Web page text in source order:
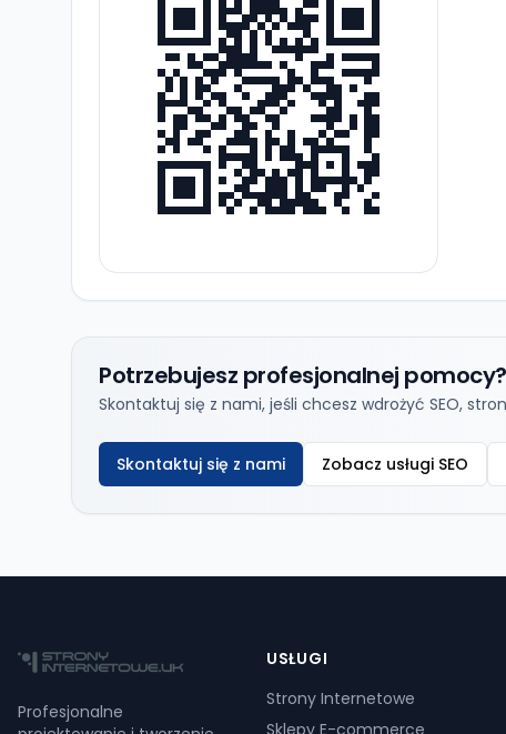
Potrzebujesz profesjonalnej pomocy?
Skontaktuj się z nami, jeśli chcesz wdrożyć SEO,
Skontaktuj się z nami Zobacz usługi SEO
Profesjonalne
USŁUGI
Strony Internetowe
Sklepy E-commerce